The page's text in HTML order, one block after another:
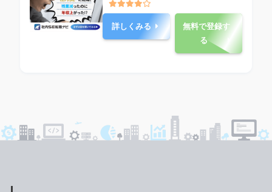
詳しくみる
無料で登録す
る